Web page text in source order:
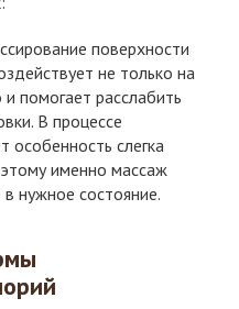
поверхности
не только на
помогает расслабить
В процессе
особенность слегка
именно массаж
нужное состояние.